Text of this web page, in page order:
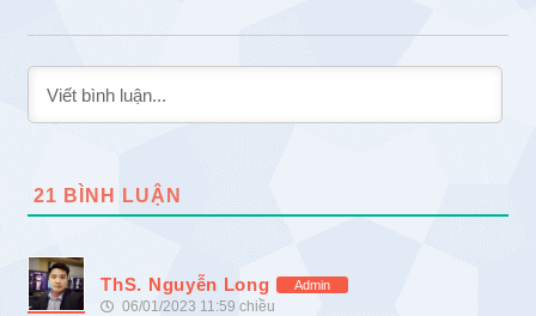
21 BÌNH LUẬN
ThS. Nguyễn Long Admin
06/01/2023 11:59 chiều